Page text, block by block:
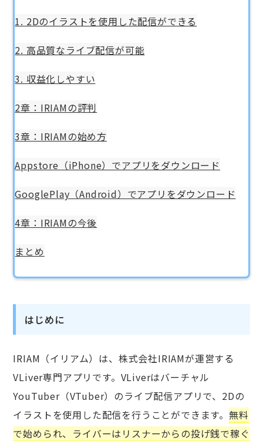
1. 2Dのイラストを使用した配信ができる
2. 高品質なライブ配信が可能
3. 収益化しやすい
2章：IRIAMの評判
3章：IRIAMの始め方
Appstore（iPhone）でアプリをダウンロード
GooglePlay（Android）でアプリをダウンロード
4章：IRIAMの今後
まとめ
はじめに
IRIAM（イリアム）は、株式会社IRIAMが運営する
VLiver専門アプリです。VLiverはバーチャル
YouTuber（VTuber）のライブ配信アプリで、2Dの
イラストを使用した配信を行うことができます。無料
で始められ、ライバーはリスナーからの投げ銭で稼ぐ